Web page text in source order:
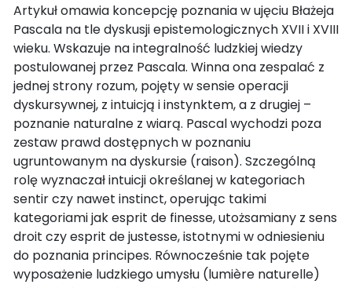
Artykuł omawia koncepcję poznania w ujęciu Błażeja
Pascala na tle dyskusji epistemologicznych XVII i XVIII
wieku. Wskazuje na integralność ludzkiej wiedzy
postulowanej przez Pascala. Winna ona zespalać z
jednej strony rozum, pojęty w sensie operacji
dyskursywnej, z intuicją i instynktem, a z drugiej –
poznanie naturalne z wiarą. Pascal wychodzi poza
zestaw prawd dostępnych w poznaniu
ugruntowanym na dyskursie (raison). Szczególną
rolę wyznaczał intuicji określanej w kategoriach
sentir czy nawet instinct, operując takimi
kategoriami jak esprit de finesse, utożsamiany z sens
droit czy esprit de justesse, istotnymi w odniesieniu
do poznania principes. Równocześnie tak pojęte
wyposażenie ludzkiego umysłu (lumière naturelle)